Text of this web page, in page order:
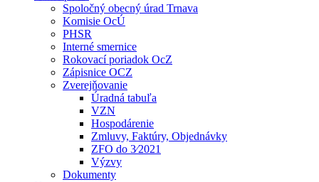
Spoločný obecný úrad Trnava
Komisie OcÚ
PHSR
Interné smernice
Rokovací poriadok OcZ
Zápisnice OCZ
Zverejňovanie
Úradná tabuľa
VZN
Hospodárenie
Zmluvy, Faktúry, Objednávky
ZFO do 3⁄2021
Výzvy
Dokumenty